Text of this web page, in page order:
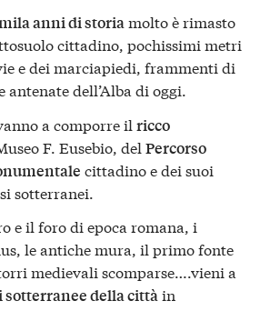
anni di storiamolto è rimasto
cittadino, pochissimi metri
e dei marciapiedi, frammenti di
antenate dell’Alba di oggi.
a comporre il ricco
F. Eusebio, del Percorso
cittadino e dei suoi
sotterranei.
e il foro di epoca romana, i
le antiche mura, il primo fonte
medievali scomparse….vieni a
sotterranee della cittàin